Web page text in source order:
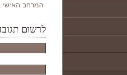
המרחב האישי
לרשום